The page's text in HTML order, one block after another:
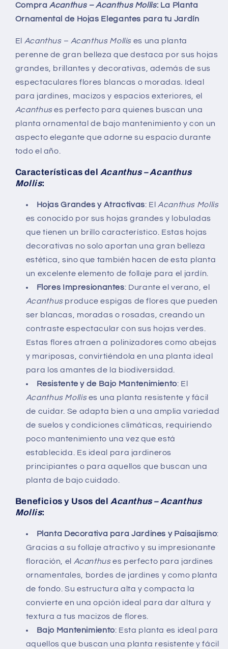
CompraAcanthus – Acanthus Mollis: La Planta
Ornamental de Hojas Elegantes para tu Jardín
El Acanthus – Acanthus Mollis es una planta
perenne de gran belleza que destaca por sus hojas
grandes, brillantes y decorativas, además de sus
espectaculares flores blancas o moradas. Ideal
para jardines, macizos y espacios exteriores, el
Acanthuses perfecto para quienes buscan una
planta ornamental de bajo mantenimiento y con un
aspecto elegante que adorne su espacio durante
todo el año.
Características del Acanthus – Acanthus
Mollis:
Hojas Grandes y Atractivas: El Acanthus Mollis
es conocido por sus hojas grandes y lobuladas
que tienen un brillo característico. Estas hojas
decorativas no solo aportan una gran belleza
estética, sino que también hacen de esta planta
un excelente elemento de follaje para el jardín.
Flores Impresionantes: Durante el verano, el
Acanthusproduce espigas de flores que pueden
ser blancas, moradas o rosadas, creando un
contraste espectacular con sus hojas verdes.
Estas flores atraen a polinizadores como abejas
y mariposas, convirtiéndola en una planta ideal
para los amantes de la biodiversidad.
Resistente y de Bajo Mantenimiento: El
Acanthus Mollises una planta resistente y fácil
de cuidar. Se adapta bien a una amplia variedad
de suelos y condiciones climáticas, requiriendo
poco mantenimiento una vez que está
establecida. Es ideal para jardineros
principiantes o para aquellos que buscan una
planta de bajo cuidado.
Beneficios y Usos del Acanthus – Acanthus
Mollis:
Planta Decorativa para Jardines y Paisajismo:
Gracias a su follaje atractivo y su impresionante
floración, el Acanthuses perfecto para jardines
ornamentales, bordes de jardines y como planta
de fondo. Su estructura alta y compacta la
convierte en una opción ideal para dar altura y
textura a tus macizos de flores.
Bajo Mantenimiento: Esta planta es ideal para
aquellos que buscan una planta resistente y fácil